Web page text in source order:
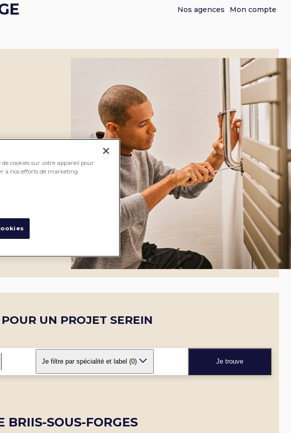
Nos agences Mon compte
UN PROJET SEREIN
Je filtre par spécialité et label (0) Je trouve
BRIIS-SOUS-FORGES
de cookies sur votre appareil pour
à nos efforts de marketing.